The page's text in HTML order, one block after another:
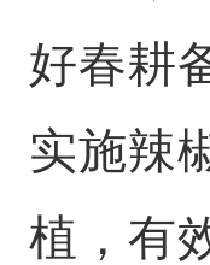
好春耕
实施辣
植，有